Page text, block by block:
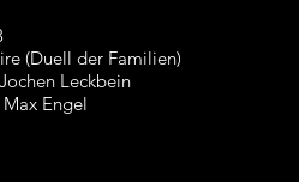
(Duell der Familien)
Leckbein
Engel